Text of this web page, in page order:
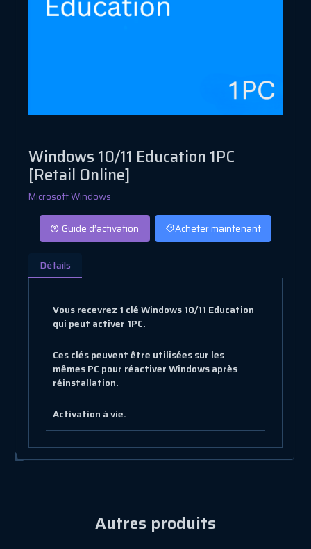
Windows 10/11 Education 1PC
[Retail Online]
Microsoft Windows
Guide d’activation Acheter maintenant
Détails
Vous recevrez 1 clé Windows 10/11 Education
qui peut activer 1PC.
Ces clés peuvent être utilisées sur les
mêmes PC pour réactiver Windows après
réinstallation.
Activation à vie.
Autres produits